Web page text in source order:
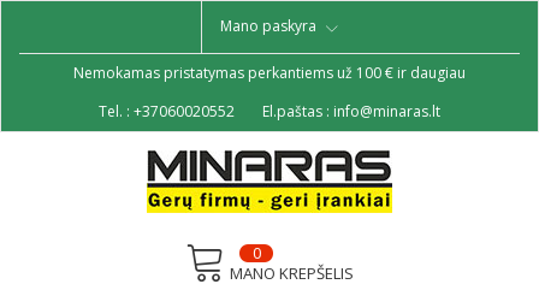
Mano paskyra
Nemokamas pristatymas perkantiems už 100 € ir daugiau
Tel. : +37060020552 El.paštas : info@minaras.lt
MANO KREPŠELIS
0